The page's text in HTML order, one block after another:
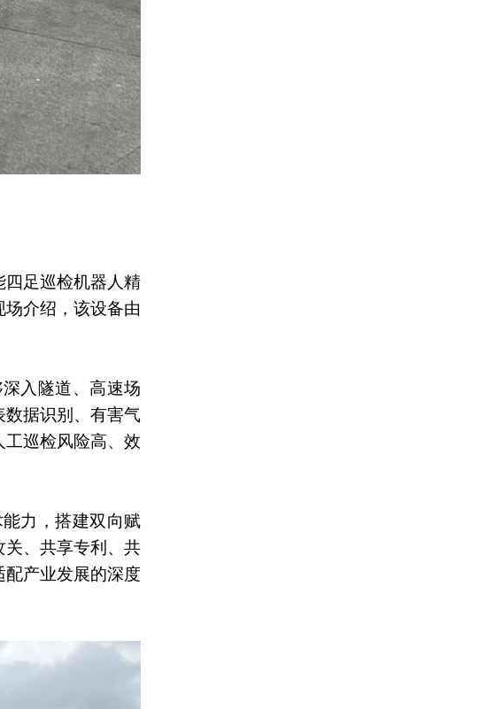
足巡检机器人精
介绍，该设备由
入隧道、高速场
据识别、有害气
巡检风险高、效
力，搭建双向赋
、共享专利、共
产业发展的深度